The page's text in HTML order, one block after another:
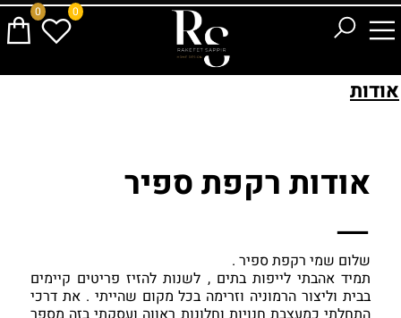
0 0
אודות
אודות רקפת ספיר
שלום שמי רקפת ספיר .
בבית וליצור הרמוניה וזרימה בכל מקום שהייתי .